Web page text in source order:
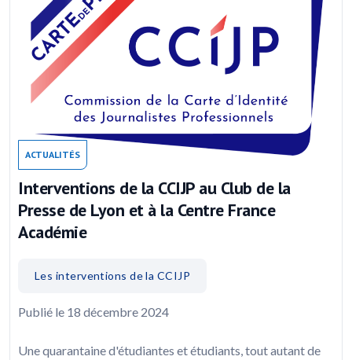
ACTUALITÉS
Interventions de la CCIJP au Club de la
Presse de Lyon et à la Centre France
Académie
Les interventions de la CCIJP
Publié le 18 décembre 2024
Une quarantaine d'étudiantes et étudiants, tout autant de